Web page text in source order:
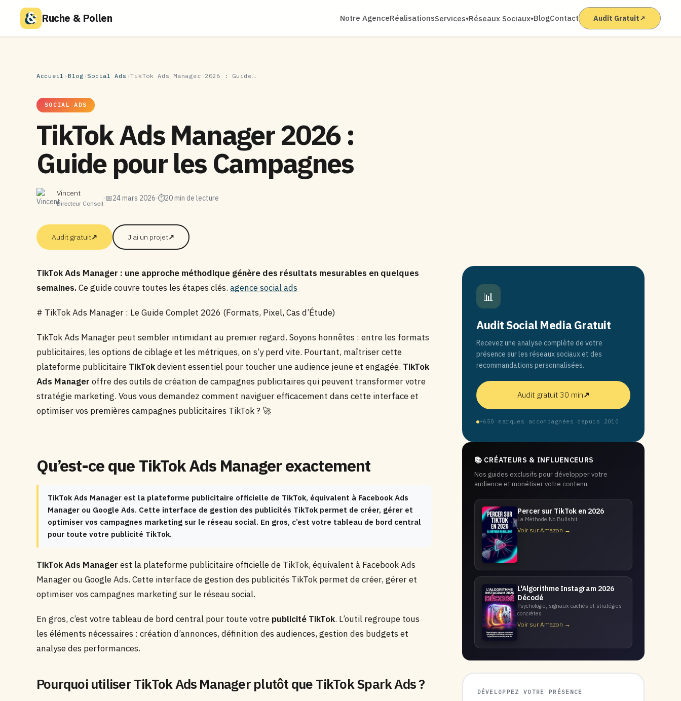
Ruche & Pollen Notre AgenceRéalisationsServices▾Réseaux Sociaux▾BlogContact Audit Gratuit↗
Accueil › Blog ›Social Ads ›TikTok Ads Manager 2026 : Guide…
SOCIAL ADS
TikTok Ads Manager 2026 :
Guide pour les Campagnes
Vincent
Directeur Conseil
📅24 mars 2026 ⏱20 min de lecture
Audit gratuit↗ J'ai un projet↗
TikTok Ads Manager : une approche méthodique génère des résultats mesurables en quelques
semaines.Ce guide couvre toutes les étapes clés. agence social ads
# TikTok Ads Manager : Le Guide Complet 2026 (Formats, Pixel, Cas d’Étude)
TikTok Ads Manager peut sembler intimidant au premier regard. Soyons honnêtes : entre les formats
publicitaires, les options de ciblage et les métriques, on s’y perd vite. Pourtant, maîtriser cette
plateforme publicitaire TikTokdevient essentiel pour toucher une audience jeune et engagée. TikTok
Ads Manager offre des outils de création de campagnes publicitaires qui peuvent transformer votre
stratégie marketing. Vous vous demandez comment naviguer efficacement dans cette interface et
optimiser vos premières campagnes publicitaires TikTok ? 🚀
Qu’est-ce que TikTok Ads Manager exactement
TikTok Ads Manager est la plateforme publicitaire officielle de TikTok, équivalent à Facebook Ads
Manager ou Google Ads. Cette interface de gestion des publicités TikTok permet de créer, gérer et
optimiser vos campagnes marketing sur le réseau social. En gros, c’est votre tableau de bord central
pour toute votre publicité TikTok.
TikTok Ads Manager est la plateforme publicitaire officielle de TikTok, équivalent à Facebook Ads
Manager ou Google Ads. Cette interface de gestion des publicités TikTok permet de créer, gérer et
optimiser vos campagnes marketing sur le réseau social.
En gros, c’est votre tableau de bord central pour toute votre publicité TikTok. L’outil regroupe tous
les éléments nécessaires : création d’annonces, définition des audiences, gestion des budgets et
analyse des performances.
Pourquoi utiliser TikTok Ads Manager plutôt que TikTok Spark Ads ?
📊
Audit Social Media Gratuit
Recevez une analyse complète de votre
présence sur les réseaux sociaux et des
recommandations personnalisées.
Audit gratuit 30 min↗
+650 marques accompagnées depuis 2010
📚 CRÉATEURS & INFLUENCEURS
Nos guides exclusifs pour développer votre
audience et monétiser votre contenu.
Percer sur TikTok en 2026
La Méthode No Bullshit
Voir sur Amazon →
L'Algorithme Instagram 2026
Décodé
Psychologie, signaux cachés et stratégies
concrètes
Voir sur Amazon →
DÉVELOPPEZ VOTRE PRÉSENCE